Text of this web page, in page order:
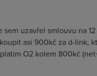
uzavřel smlouvu na
asi 900kč za d-link,
O2 kolem 800kč